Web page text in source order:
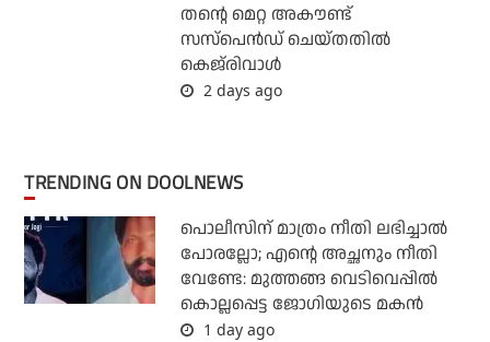
തന്റെ മെറ്റ അകൗണ്ട്
സസ്‌പെന്‍ഡ് ചെയ്തതില്‍
കെജ്‌രിവാള്‍
2 days ago
TRENDING ON DOOLNEWS
പൊലീസിന് മാത്രം നീതി ലഭിച്ചാല്‍
പോരല്ലോ; എന്റെ അച്ഛനും നീതി
വേണ്ടേ: മുത്തങ്ങ വെടിവെപ്പില്‍
കൊല്ലപ്പെട്ട ജോഗിയുടെ മകന്‍
1 day ago